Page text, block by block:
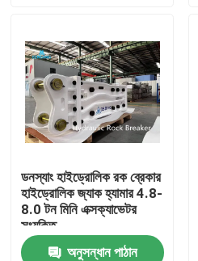
পণ্য
VR প্রদর্শন
আমাদের সম্পর্কে
কারখানা ভ্রমণ
ডনস্যাং হাইড্রোলিক রক ব্রেকার
হাইড্রোলিক জ্যাক হ্যামার 4.8-
8.0 টন মিনি এক্সক্যাভেটর
সংযুক্তি
অনুসন্ধান পাঠান